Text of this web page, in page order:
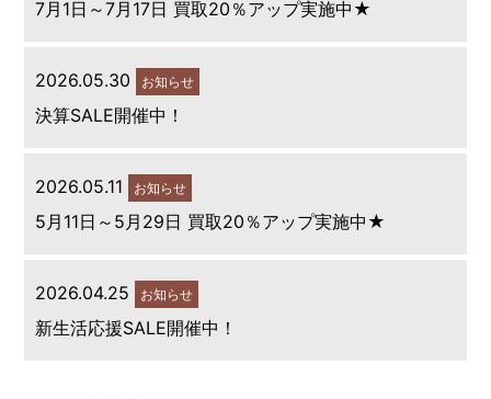
7月1日～7月17日 買取20％アップ実施中★
2026.05.30 お知らせ
決算SALE開催中！
2026.05.11 お知らせ
5月11日～5月29日 買取20％アップ実施中★
2026.04.25 お知らせ
新生活応援SALE開催中！